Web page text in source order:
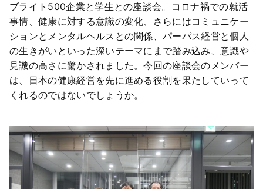
ブライト500企業と学生との座談会。コロナ禍での就活
事情、健康に対する意識の変化、さらにはコミュニケー
ションとメンタルヘルスとの関係、パーパス経営と個人
の生きがいといった深いテーマにまで踏み込み、意識や
見識の高さに驚かされました。今回の座談会のメンバー
は、日本の健康経営を先に進める役割を果たしていって
くれるのではないでしょうか。